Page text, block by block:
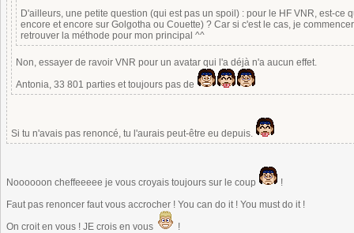
D'ailleurs, une petite question (qui est pas un spoil) : pour le HF VNR, est-ce
encore et encore sur Golgotha ou Couette) ? Car si c'est le cas, je
retrouver la méthode pour mon principal ^^
Non, essayer de ravoir VNR pour un avatar qui l'a déjà n'a aucun effet.
Antonia, 33 801 parties et toujours pas de
Si tu n'avais pas renoncé, tu l'aurais peut-être eu depuis.
Noooooon cheffeeeee je vous croyais toujours sur le coup
!
Faut pas renoncer faut vous accrocher ! You can do it ! You must do it !
On croit en vous ! JE crois en vous
!